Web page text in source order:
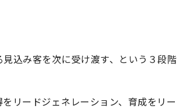
込み客を次に受け渡す、という３段階
リードジェネレーション、育成をリー